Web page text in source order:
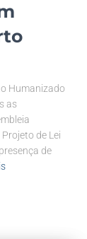
Humanizado
as
de Lei
de